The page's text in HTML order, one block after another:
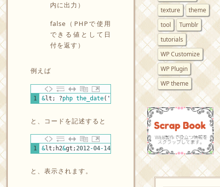
内に出力）
false（PHPで使用
できる値として日
付を返す）
例えば
PHP
1 &lt ; ?php the_date( 'Y-m-d' '<h2>', '</h2>' ; ?&gt
と、コードを記述すると
PHP
1 &lt ; h2&gt ; 2012 -04-14& gt;
と、表示されます。
texture
theme
tool
Tumblr
tutorials
WP Customize
WP Plugin
WP theme